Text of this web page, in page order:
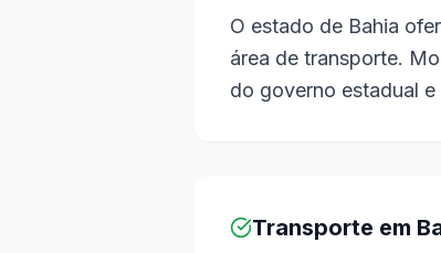
O estado de Bahia
área de transporte.
do governo estadual e
Transporte em